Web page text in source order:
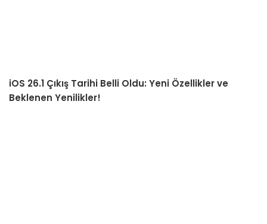
iOS 26.1 Çıkış Tarihi Belli Oldu: Yeni Özellikler ve
Beklenen Yenilikler!